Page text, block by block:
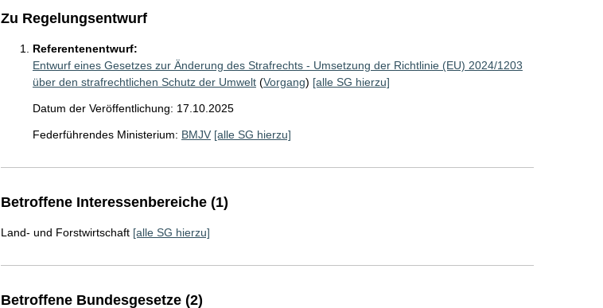
Zu Regelungsentwurf
Referentenentwurf:
Entwurf eines Gesetzes zur Änderung des Strafrechts - Umsetzung der Richtlinie (EU) 2024/1203
über den strafrechtlichen Schutz der Umwelt(Vorgang) [alle SG hierzu]
Datum der Veröffentlichung: 17.10.2025
Federführendes Ministerium: BMJV [alle SG hierzu]
Betroffene Interessenbereiche (1)
Land- und Forstwirtschaft [alle SG hierzu]
Betroffene Bundesgesetze (2)